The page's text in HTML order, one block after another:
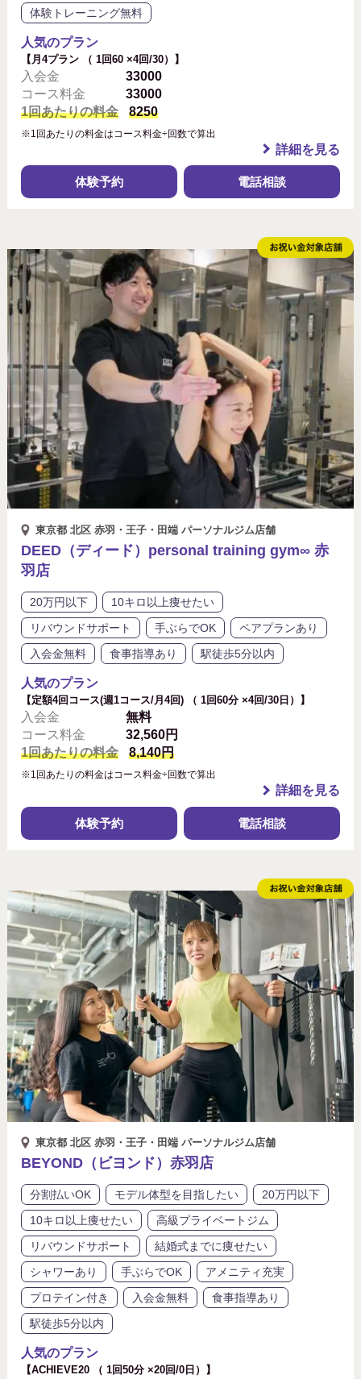
体験トレーニング無料
人気のプラン
【月4プラン （ 1回60 ×4回/30）】
入会金
33000
コース料金
33000
1回あたりの料金
8250
※1回あたりの料金はコース料金÷回数で算出
詳細を見る
体験予約 電話相談
東京都 北区 赤羽・王子・田端 パーソナルジム店舗
DEED（ディード）personal training gym∞ 赤
羽店
20万円以下
10キロ以上痩せたい
リバウンドサポート
手ぶらでOK
ペアプランあり
入会金無料
食事指導あり 駅徒歩5分以内
人気のプラン
【定額4回コース(週1コース/月4回) （ 1回60分 ×4回/30日）】
入会金
無料
コース料金
32,560円
1回あたりの料金
8,140円
※1回あたりの料金はコース料金÷回数で算出
詳細を見る
体験予約 電話相談
東京都 北区 赤羽・王子・田端 パーソナルジム店舗
BEYOND（ビヨンド）赤羽店
分割払いOK モデル体型を目指したい
20万円以下
10キロ以上痩せたい
高級プライベートジム
リバウンドサポート
結婚式までに痩せたい
シャワーあり
手ぶらでOK
アメニティ充実
プロテイン付き
入会金無料
食事指導あり
駅徒歩5分以内
人気のプラン
【ACHIEVE20 （ 1回50分 ×20回/0日）】